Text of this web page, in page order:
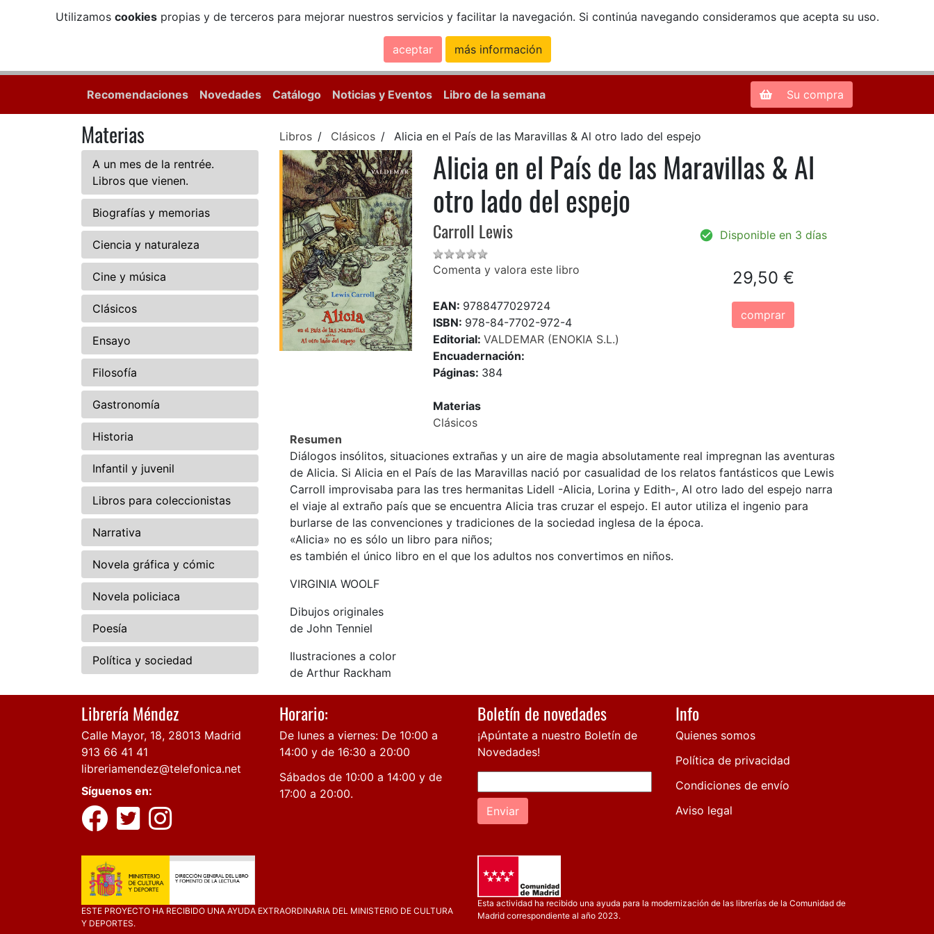
Utilizamos cookiespropias y de terceros para mejorar nuestros servicios y facilitar la navegación. Si continúa navegando consideramos que acepta su uso.
aceptar más información
Zona de Clientes
Recomendaciones Novedades Catálogo Noticias y Eventos Libro de la semana Su compra
Materias
A un mes de la rentrée.
Libros que vienen.
Biografías y memorias
Ciencia y naturaleza
Cine y música
Clásicos
Ensayo
Filosofía
Gastronomía
Historia
Infantil y juvenil
Libros para coleccionistas
Narrativa
Novela gráfica y cómic
Novela policiaca
Poesía
Política y sociedad
Libros Clásicos Alicia en el País de las Maravillas & Al otro lado del espejo
Alicia en el País de las Maravillas & Al
otro lado del espejo
Carroll Lewis
Comenta y valora este libro
EAN: 9788477029724
ISBN: 978-84-7702-972-4
Editorial:VALDEMAR (ENOKIA S.L.)
Encuadernación:
Páginas: 384
Materias
Clásicos
Disponible en 3 días
29,50 €
comprar
Resumen
Diálogos insólitos, situaciones extrañas y un aire de magia absolutamente real impregnan las aventuras
de Alicia. Si Alicia en el País de las Maravillas nació por casualidad de los relatos fantásticos que Lewis
Carroll improvisaba para las tres hermanitas Lidell -Alicia, Lorina y Edith-, Al otro lado del espejo narra
el viaje al extraño país que se encuentra Alicia tras cruzar el espejo. El autor utiliza el ingenio para
burlarse de las convenciones y tradiciones de la sociedad inglesa de la época.
«Alicia» no es sólo un libro para niños;
es también el único libro en el que los adultos nos convertimos en niños.
VIRGINIA WOOLF
Dibujos originales
de John Tenniel
Ilustraciones a color
de Arthur Rackham
Librería Méndez
Calle Mayor, 18, 28013 Madrid
913 66 41 41
libreriamendez@telefonica.net
Síguenos en:
Horario:
De lunes a viernes: De 10:00 a
14:00 y de 16:30 a 20:00
Sábados de 10:00 a 14:00 y de
17:00 a 20:00.
Boletín de novedades
¡Apúntate a nuestro Boletín de
Novedades!
Enviar
Info
Quienes somos
Política de privacidad
Condiciones de envío
Aviso legal
ESTE PROYECTO HA RECIBIDO UNA AYUDA EXTRAORDINARIA DEL MINISTERIO DE CULTURA
Y DEPORTES.
Esta actividad ha recibido una ayuda para la modernización de las librerías de la Comunidad de
Madrid correspondiente al año 2023.